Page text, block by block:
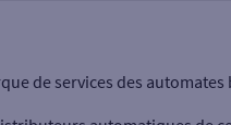
de services des